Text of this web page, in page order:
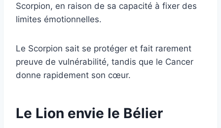
Scorpion, en raison de sa capacité à fixer des
limites émotionnelles.
Le Scorpion sait se protéger et fait rarement
preuve de vulnérabilité, tandis que le Cancer
donne rapidement son cœur.
Le Lion envie le Bélier